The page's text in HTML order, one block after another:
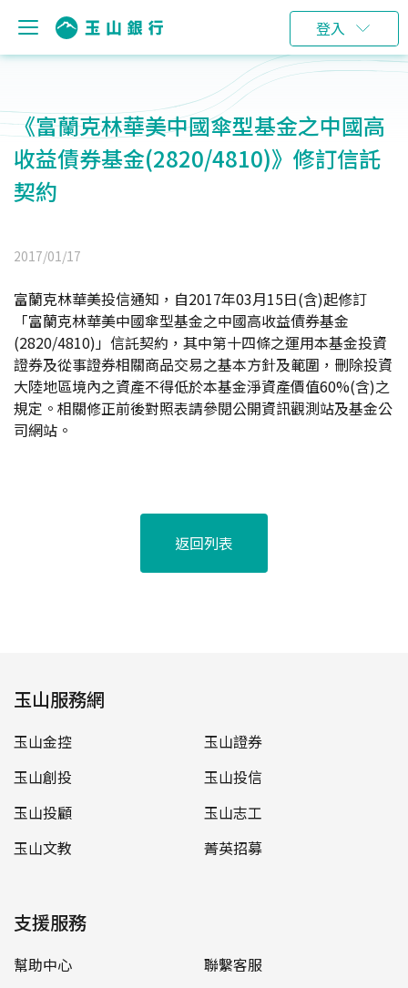
登入
《富蘭克林華美中國傘型基金之中國高
收益債券基金(2820/4810)》修訂信託
契約
2017/01/17
富蘭克林華美投信通知，自2017年03月15日(含)起修訂
「富蘭克林華美中國傘型基金之中國高收益債券基金
(2820/4810)」信託契約，其中第十四條之運用本基金投資
證券及從事證券相關商品交易之基本方針及範圍，刪除投資
大陸地區境內之資產不得低於本基金淨資產價值60%(含)之
規定。相關修正前後對照表請參閱公開資訊觀測站及基金公
司網站。
返回列表
玉山服務網
玉山金控
玉山證券
玉山創投
玉山投信
玉山投顧
玉山志工
玉山文教
菁英招募
支援服務
幫助中心
聯繫客服